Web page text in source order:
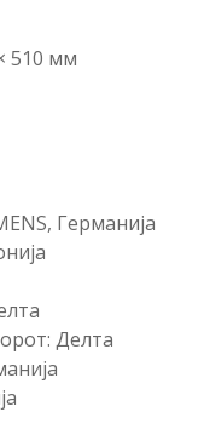
510 мм
Германија
Делта